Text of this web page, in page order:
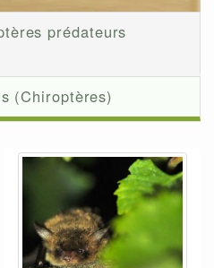
prédateurs
(Chiroptères)